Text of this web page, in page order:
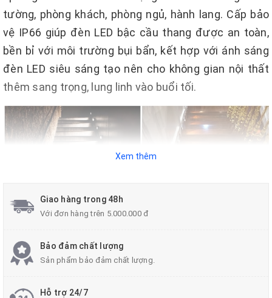
tường, phòng khách, phòng ngủ, hành lang. Cấp bảo
vệ IP66 giúp đèn LED bậc cầu thang được an toàn,
bền bỉ với môi trường bụi bẩn, kết hợp với ánh sáng
đèn LED siêu sáng tạo nên cho không gian nội thất
thêm sang trọng, lung linh vào buổi tối.
Xem thêm
Giao hàng trong 48h
Với đơn hàng trên 5.000.000 đ
Bảo đảm chất lượng
Sản phẩm bảo đảm chất lượng.
Hỗ trợ 24/7